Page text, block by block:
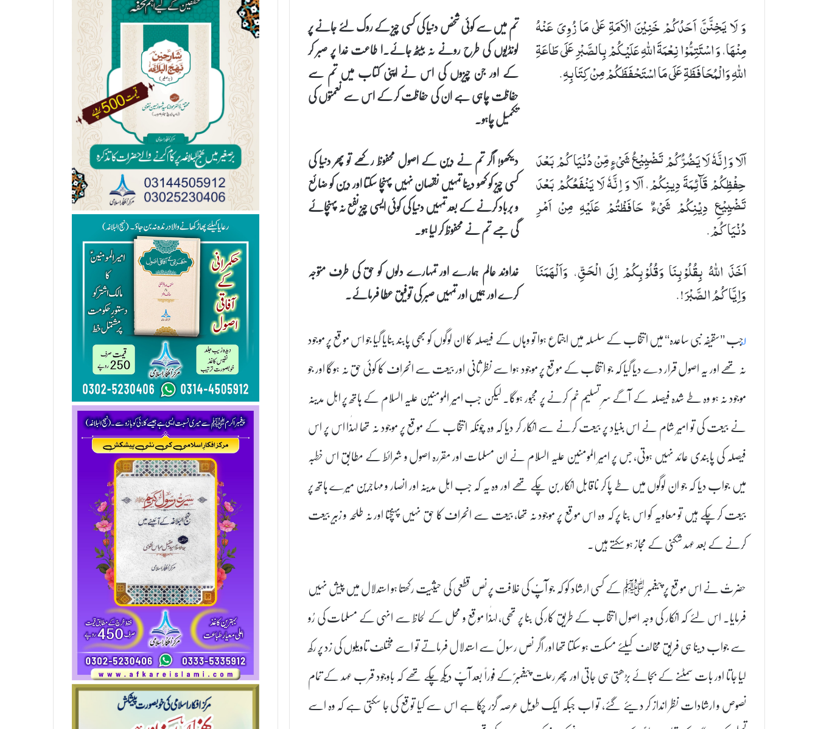
وَ لَا یَخِنَّنَّ اَحَدُكُمْ خَنِیْنَ الْاَمَةِ عَلٰی مَا زُوِیَ عَنْهُ
مِنْهَا، وَ اسْتَتِمُّوْا نِعْمَةَ اللهِ عَلَیْكُمْ بِالصَّبْرِ عَلَی طَاعَةِ
اللهِ وَالْمُحَافَظَةِ عَلَی مَا اسْتَحْفَظَكُمْ مِنْ كِتَابِهِ.
تم میں سے کوئی شخص دنیا کی کسی چیز کے روک لئے جانے پر
لونڈیوں کی طرح رونے نہ بیٹھ جائے۔ا طاعت خدا پر صبر کر
کے اور جن چیزوں کی اس نے اپنی کتاب میں تم سے
حفاظت چاہی ہے ان کی حفاظت کر کے اس سے نعمتوں کی
تکمیل چاہو۔
اَلَا وَ اِنَّهٗ لَا یَضُرُّكُمْ تَضْیِیْعُ شَیْءٍ مِّنْ دُنْیَاكُمْ بَعْدَ
حِفْظِكُمْ قَآئِمَةَ دِینِكُمْ، اَلَا وَ اِنَّهٗ لَا یَنْفَعُكُمْ بَعْدَ
تَضْیِیْعِ دِیْنِكُمْ شَیْءٌ حَافَظْتُمْ عَلَیْهِ مِنْ اَمْرِ
دُنْیَاكُمْ.
دیکھو! اگر تم نے دین کے اصول محفوظ رکھے تو پھر دنیا کی
کسی چیز کو کھو دینا تمہیں نقصان نہیں پہنچا سکتا اور دین کو ضائع
و برباد کرنے کے بعد تمہیں دنیا کی کوئی ایسی چیز نفع نہ پہنچائے
گی جسے تم نے محفوظ کر لیا ہو۔
اَخَذَ اللهُ بِقُلُوْبِنَا وَقُلُوْبِكُمْ اِلَی الْحَقِّ، وَاَلْهَمَنَا
وَاِیَّاكُمُ الصَّبْرَ!.
خداوند عالم ہمارے اور تمہارے دلوں کو حق کی طرف متوجہ
کرے اور ہمیں اور تمہیں صبر کی توفیق عطا فرمائے۔
۱؂جب ’’سقیفہ نبی ساعدہ‘‘ میں انتخاب کے سلسلہ میں اجتماع ہوا تو وہاں کے فیصلہ کا ان لوگوں کو بھی پابند بنایا گیا جو اس موقع پر موجود
نہ تھے اور یہ اصول قرار دے دیا گیا کہ جو انتخاب کے موقع پر موجود ہوا سے نظر ثانی اور بیعت سے انحراف کا کوئی حق نہ ہوگا اور جو
موجود نہ ہو وہ طے شدہ فیصلہ کے آگے سرِ تسلیم خم کرنے پر مجبور ہوگا۔ لیکن جب امیر المومنین علیہ السلام کے ہاتھ پر اہل مدینہ
نے بیعت کی تو امیر شام نے اس بنیاد پر بیعت کرنے سے انکار کر دیا کہ وہ چونکہ انتخاب کے موقع پر موجود نہ تھا لہٰذا اس پر اس
فیصلہ کی پابندی عائد نہیں ہوتی، جس پر امیر المومنین علیہ السلام نے ان مسلمات اور مقررہ اصول و شرائط کے مطابق اس خطبہ
میں جواب دیا کہ جو ان لوگوں میں طے پا کر ناقابل انکار بن چکے تھے اور وہ یہ کہ جب اہل مدینہ اور انصار و مہاجرین میرے ہاتھ پر
بیعت کر چکے ہیں تو معاویہ کو اس بنا پر کہ وہ اس موقع پر موجود نہ تھا، بیعت سے انحراف کا حق نہیں پہنچتا اور نہ طلحہ و زبیر بیعت
کرنے کے بعد عہد شکنی کے مجاز ہو سکتے ہیں۔
حضرتؑ نے اس موقع پر پیغمبر ﷺ کے کسی ارشاد کو کہ جو آپؑ کی خلافت پر نص قطعی کی حیثیت رکھتا ہو استدلال میں پیش نہیں
فرمایا۔ اس لئے کہ انکار کی وجہ اصول انتخاب کے طریق کار کی بنا پر تھی، لہٰذا موقع و محل کے لحاظ سے انہی کے مسلمات کی رُو
سے جواب دینا ہی فریق مخالف کیلئے مسکت ہو سکتا تھا اور اگر نص رسولؐ سے استدلال فرماتے تو اسے مختلف تاویلوں کی زد پر رکھ
لیا جاتا اور بات سمٹنے کے بجائے بڑھتی ہی جاتی اور پھر رحلت پیغمبرؐ کے فوراً بعد آپؑ دیکھ چکے تھے کہ باوجود قرب عہد کے تمام
نصوص و ارشادات نظر انداز کر دیئے گئے، تو اب جبکہ ایک طویل عرصہ گزر چکا ہے اس سے کیا توقع کی جا سکتی ہے کہ وہ اسے